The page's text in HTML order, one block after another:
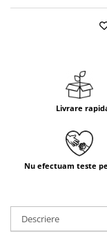
Livrare
Nu efectuam teste
Descriere